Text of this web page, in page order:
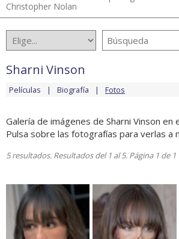
Christopher Nolan
Sharni Vinson
Películas Biografía Fotos
Galería de imágenes de Sharni Vinson en
Pulsa sobre las fotografías para verlas a
5 resultados. Resultados del 1 al 5. Página 1 de 1